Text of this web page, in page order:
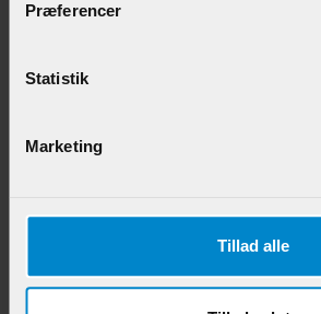
Præferencer
Statistik
Marketing
Tillad alle